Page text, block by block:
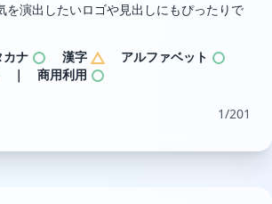
を演出したいロゴや見出しにもぴったりで
ナ 漢字
アルファベット
｜ 商用利用
1/201